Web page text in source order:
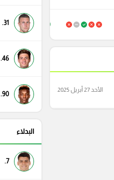
29
الأحد 27 أبريل 2025
31.
46.
90.
البدلاء
7.